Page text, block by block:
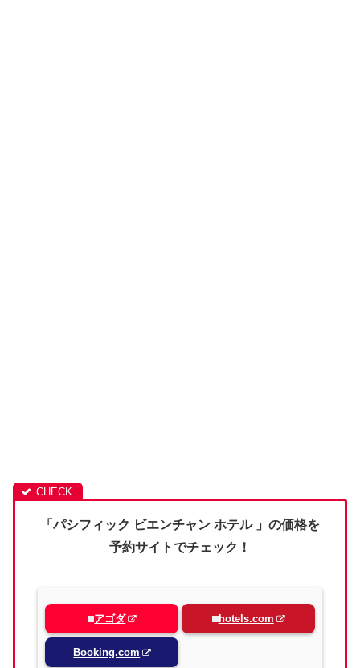
「パシフィック ビエンチャン ホテル 」の価格を
予約サイトでチェック！
アゴダ hotels.com
Booking.com